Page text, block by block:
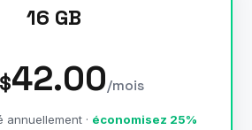
16 GB
$42.00/mois
· économisez 25%